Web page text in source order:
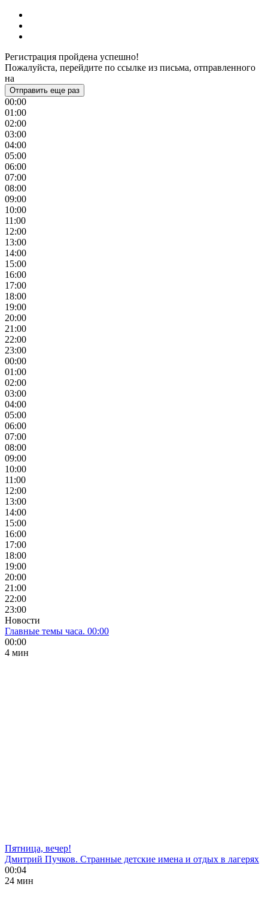
Регистрация пройдена успешно!
Пожалуйста, перейдите по ссылке из письма, отправленного
на
Отправить еще раз
00:00
01:00
02:00
03:00
04:00
05:00
06:00
07:00
08:00
09:00
10:00
11:00
12:00
13:00
14:00
15:00
16:00
17:00
18:00
19:00
20:00
21:00
22:00
23:00
00:00
01:00
02:00
03:00
04:00
05:00
06:00
07:00
08:00
09:00
10:00
11:00
12:00
13:00
14:00
15:00
16:00
17:00
18:00
19:00
20:00
21:00
22:00
23:00
Новости
Главные темы часа. 00:00
00:00
4 мин
Пятница, вечер!
Дмитрий Пучков. Странные детские имена и отдых в лагерях
00:04
24 мин